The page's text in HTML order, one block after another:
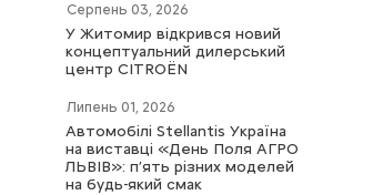
Серпень 03, 2026
У Житомир відкрився новий
концептуальний дилерський
центр CITROËN
Липень 01, 2026
Автомобілі Stellantis Україна
на виставці «День Поля АГРО
ЛЬВІВ»: п’ять різних моделей
на будь-який смак